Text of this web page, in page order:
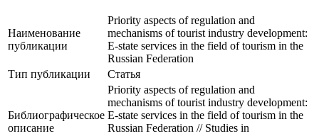
Наименование
публикации
Priority aspects of regulation and
mechanisms of tourist industry development:
E-state services in the field of tourism in the
Russian Federation
Тип публикации
Статья
Библиографическое
описание
Priority aspects of regulation and
mechanisms of tourist industry development:
E-state services in the field of tourism in the
Russian Federation // Studies in